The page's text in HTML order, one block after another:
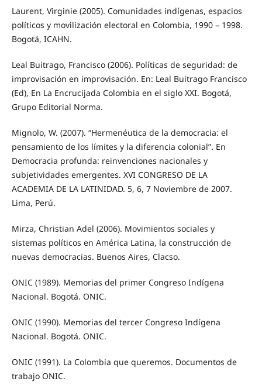
Laurent, Virginie (2005). Comunidades indígenas, espacios
políticos y movilización electoral en Colombia, 1990 – 1998.
Bogotá, ICAHN.
Leal Buitrago, Francisco (2006). Políticas de seguridad: de
improvisación en improvisación. En: Leal Buitrago Francisco
(Ed), En La Encrucijada Colombia en el siglo XXI. Bogotá,
Grupo Editorial Norma.
Mignolo, W. (2007). “Hermenéutica de la democracia: el
pensamiento de los límites y la diferencia colonial”. En
Democracia profunda: reinvenciones nacionales y
subjetividades emergentes. XVI CONGRESO DE LA
ACADEMIA DE LA LATINIDAD. 5, 6, 7 Noviembre de 2007.
Lima, Perú.
Mirza, Christian Adel (2006). Movimientos sociales y
sistemas políticos en América Latina, la construcción de
nuevas democracias. Buenos Aires, Clacso.
ONIC (1989). Memorias del primer Congreso Indígena
Nacional. Bogotá. ONIC.
ONIC (1990). Memorias del tercer Congreso Indígena
Nacional. Bogotá. ONIC.
ONIC (1991). La Colombia que queremos. Documentos de
trabajo ONIC.